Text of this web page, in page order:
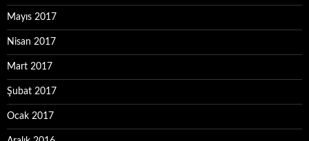
Mayıs 2017
Nisan 2017
Mart 2017
Şubat 2017
Ocak 2017